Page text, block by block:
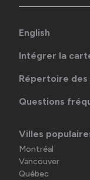
English
Intégrer la
Répertoire
Questions
Villes
Montréal
Vancouver
Québec